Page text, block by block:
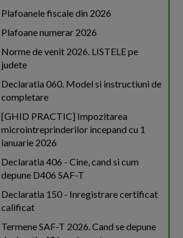
Plafoanele fiscale din 2026
Plafoane numerar 2026
Norme de venit 2026. LISTELE pe
judete
Declaratia 060. Model si instructiuni de
completare
[GHID PRACTIC] Impozitarea
microintreprinderilor incepand cu 1
ianuarie 2026
Declaratia 406 - Cine, cand si cum
depune D406 SAF-T
Declaratia 150 - Inregistrare certificat
calificat
Termene SAF-T 2026. Cand se depune